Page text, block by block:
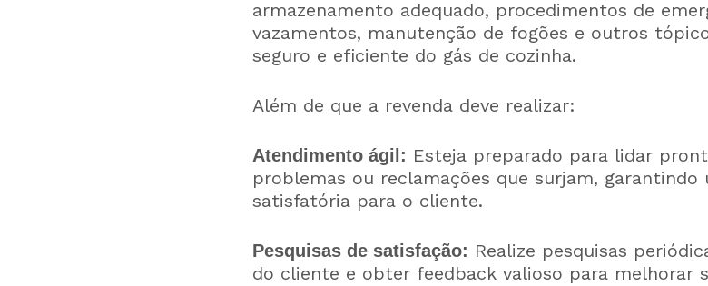
armazenamento adequado, procedimentos de
vazamentos, manutenção de fogões e outros
seguro e eficiente do gás de cozinha.
Além de que a revenda deve realizar:
Atendimento ágil: Esteja preparado para lidar
problemas ou reclamações que surjam, garantindo
satisfatória para o cliente.
Pesquisas de satisfação: Realize pesquisas
do cliente e obter feedback valioso para melhorar